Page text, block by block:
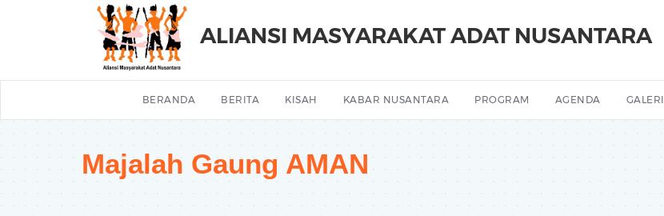
ALIANSI MASYARAKAT ADAT NUSANTARA
BERANDA BERITA KISAH KABAR NUSANTARA PROGRAM AGENDA GALERI
Majalah Gaung AMAN